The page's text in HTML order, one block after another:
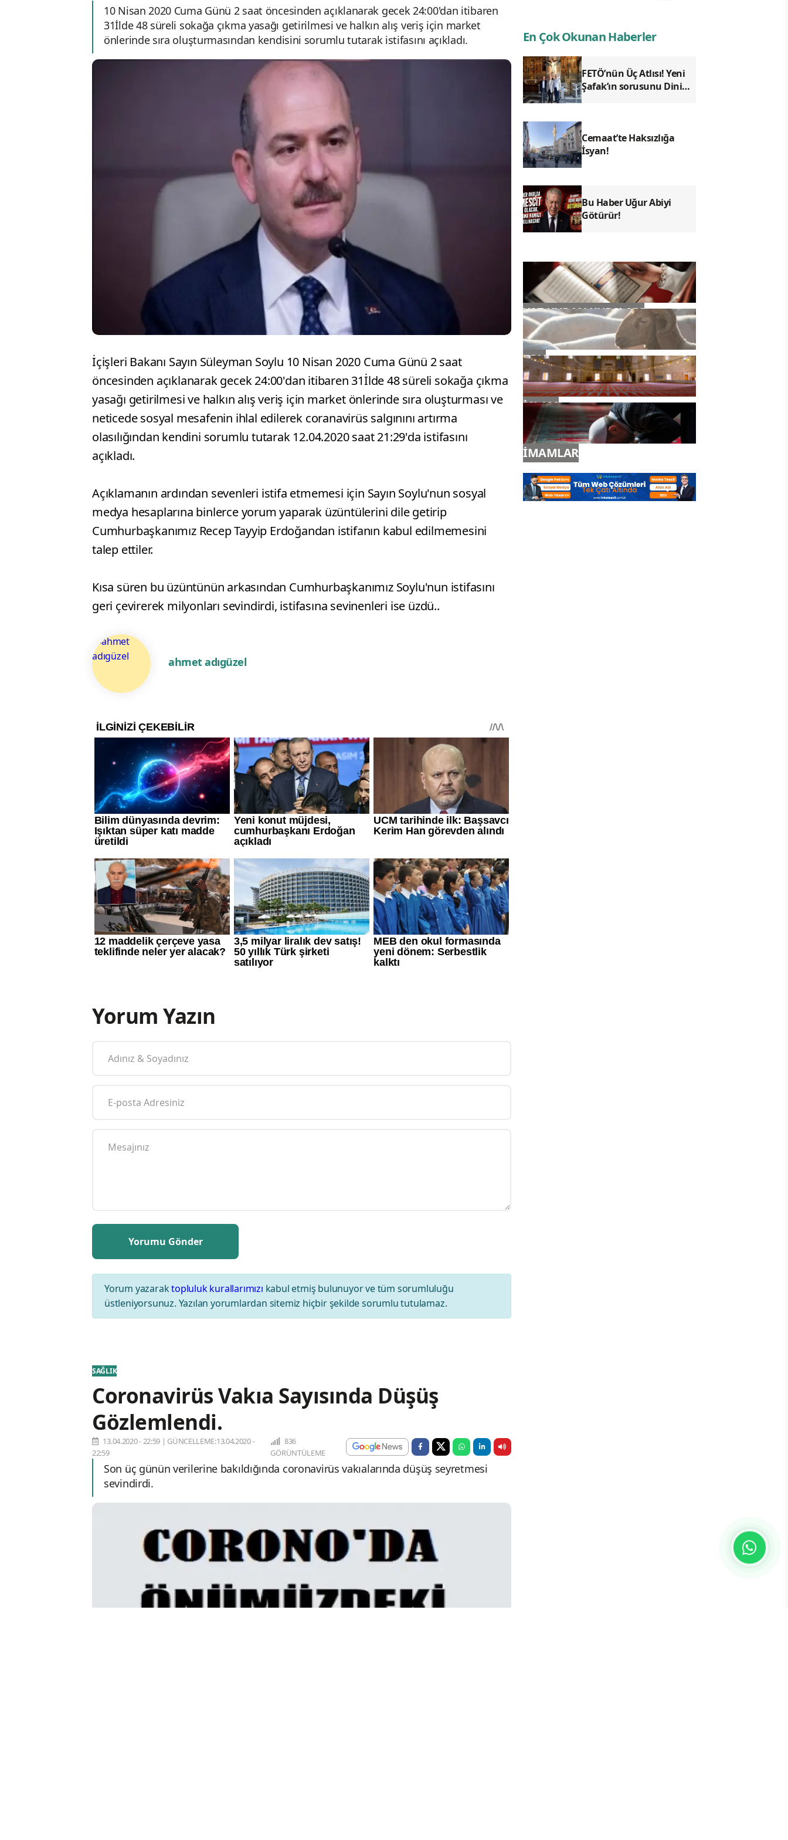
10 Nisan 2020 Cuma Günü 2 saat öncesinden açıklanarak gecek 24:00'dan itibaren
31İlde 48 süreli sokağa çıkma yasağı getirilmesi ve halkın alış veriş için market
önlerinde sıra oluşturmasından kendisini sorumlu tutarak istifasını açıkladı.
İçişleri Bakanı Sayın Süleyman Soylu 10 Nisan 2020 Cuma Günü 2 saat
öncesinden açıklanarak gecek 24:00'dan itibaren 31İlde 48 süreli sokağa çıkma
yasağı getirilmesi ve halkın alış veriş için market önlerinde sıra oluşturması ve
neticede sosyal mesafenin ihlal edilerek coranavirüs salgınını artırma
olasılığından kendini sorumlu tutarak 12.04.2020 saat 21:29'da istifasını
açıkladı.
Açıklamanın ardından sevenleri istifa etmemesi için Sayın Soylu'nun sosyal
medya hesaplarına binlerce yorum yaparak üzüntülerini dile getirip
Cumhurbaşkanımız Recep Tayyip Erdoğandan istifanın kabul edilmemesini
talep ettiler.
Kısa süren bu üzüntünün arkasından Cumhurbaşkanımız Soylu'nun istifasını
geri çevirerek milyonları sevindirdi, istifasına sevinenleri ise üzdü..
ahmet adıgüzel
Yorum Yazın
Yorum yazaraktopluluk kurallarımızı kabul etmiş bulunuyor ve tüm sorumluluğu
üstleniyorsunuz. Yazılan yorumlardan sitemiz hiçbir şekilde sorumlu tutulamaz.
SAĞLIK
Coronavirüs Vakıa Sayısında Düşüş
Gözlemlendi.
13.04.2020 - 22:59 | GÜNCELLEME:13.04.2020 -
22:59
836
GÖRÜNTÜLEME
Son üç günün verilerine bakıldığında coronavirüs vakıalarında düşüş seyretmesi
sevindirdi.
En Çok Okunan Haberler
FETÖ’nün Üç Atlısı! Yeni
Şafak’ın sorusunu Dini
Cemaat’te Haksızlığa
İsyan!
Bu Haber Uğur Abiyi
Götürür!
YAZ KURAN KURSLARI
TDV
İSLAM
İMAMLAR